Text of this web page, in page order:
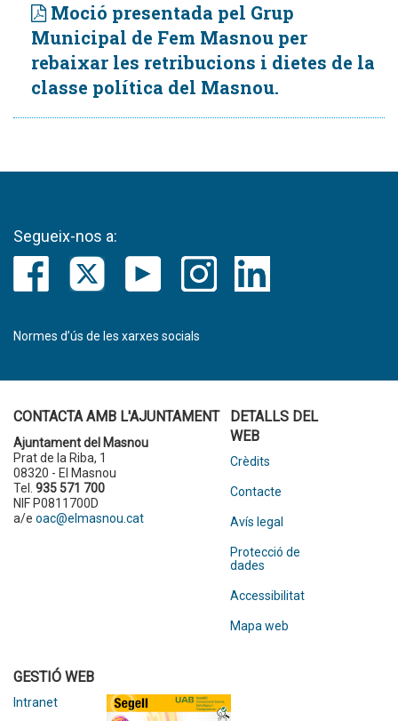
Moció presentada pel Grup
Municipal de Fem Masnou per
rebaixar les retribucions i dietes de la
classe política del Masnou.
Segueix-nos a:
Normes d’ús de les xarxes socials
CONTACTA AMB L'AJUNTAMENT
Ajuntament del Masnou
Prat de la Riba, 1
08320 - El Masnou
Tel. 935 571 700
NIF P0811700D
a/e oac@elmasnou.cat
DETALLS DEL
WEB
Crèdits
Contacte
Avís legal
Protecció de
dades
Accessibilitat
Mapa web
GESTIÓ WEB
Intranet